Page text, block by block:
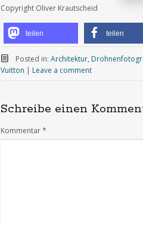
Copyright Oliver Krautscheid
teilen teilen
Posted in: Architektur,
Vuitton | Leave a comment
Schreibe einen
Kommentar*